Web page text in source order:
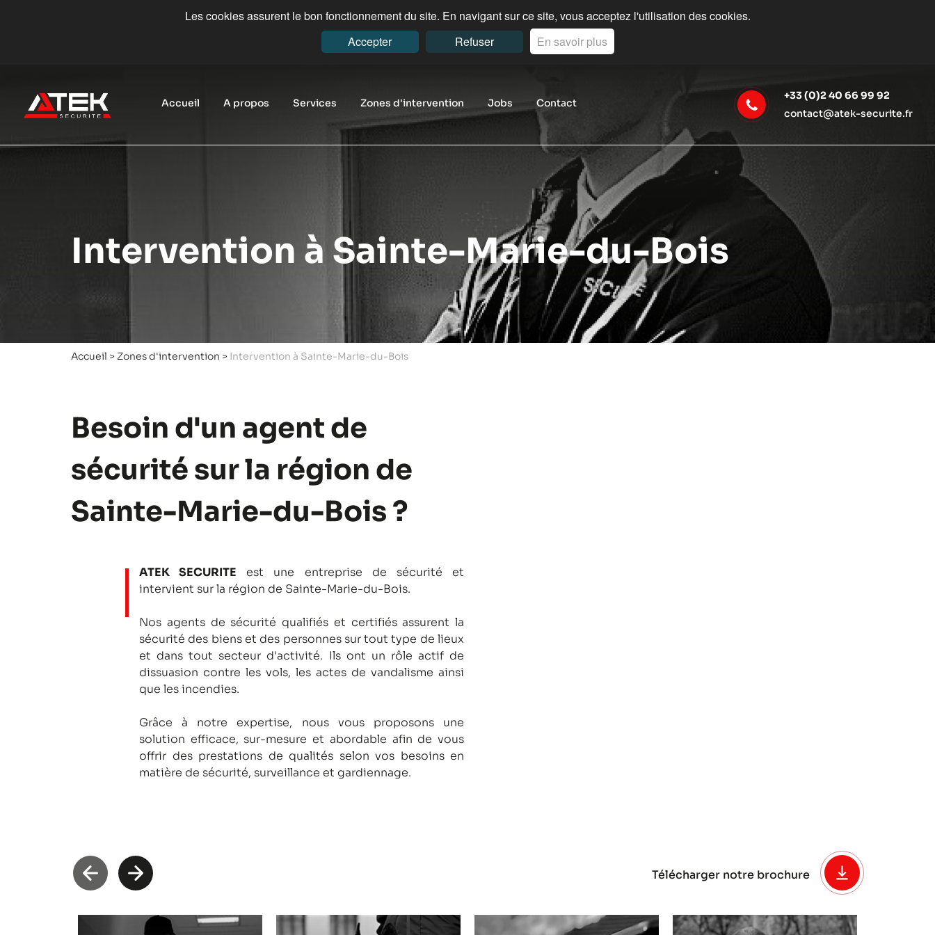
Les cookies assurent le bon fonctionnement du site. En navigant sur ce site, vous acceptez l'utilisation des cookies.
Accepter
Refuser En savoir plus
Accueil A propos Services Zones d'intervention Jobs Contact
+33 (0)2 40 66 99 92
contact@atek-securite.fr
Intervention à Sainte-Marie-du-Bois
Accueil > Zones d'intervention > Intervention à Sainte-Marie-du-Bois
Besoin d'un agent de
sécurité sur la région de
Sainte-Marie-du-Bois ?
ATEK SECURITE est une entreprise de sécurité et
intervient sur la région de Sainte-Marie-du-Bois.
Nos agents de sécurité qualifiés et certifiés assurent la
sécurité des biens et des personnes sur tout type de lieux
et dans tout secteur d'activité. Ils ont un rôle actif de
dissuasion contre les vols, les actes de vandalisme ainsi
que les incendies.
Grâce à notre expertise, nous vous proposons une
solution efficace, sur-mesure et abordable afin de vous
offrir des prestations de qualités selon vos besoins en
matière de sécurité, surveillance et gardiennage.
Télécharger notre brochure